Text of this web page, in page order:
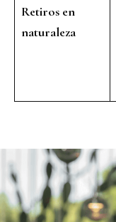
Retiros en
naturaleza